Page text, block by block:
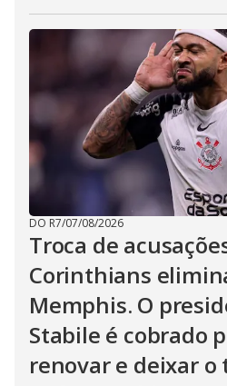
DO R7/07/08/2026
Troca de
Corinthians
Memphis. O
Stabile é cobrado
renovar e deixar o